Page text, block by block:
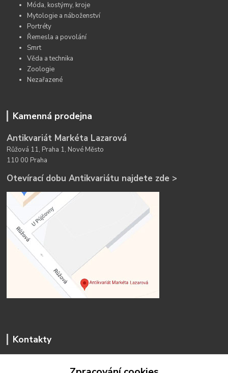
Móda, kostýmy, kroje
Mytologie a náboženství
Portréty
Řemesla a povolání
Smrt
Věda a technika
Zoologie
Nezařazené
Kamenná prodejna
Antikvariát Markéta Lazarová
Růžová 11, Praha 1, Nové Město
110 00 Praha
Otevírací dobu Antikvariátu najdete zde >
Kontakty